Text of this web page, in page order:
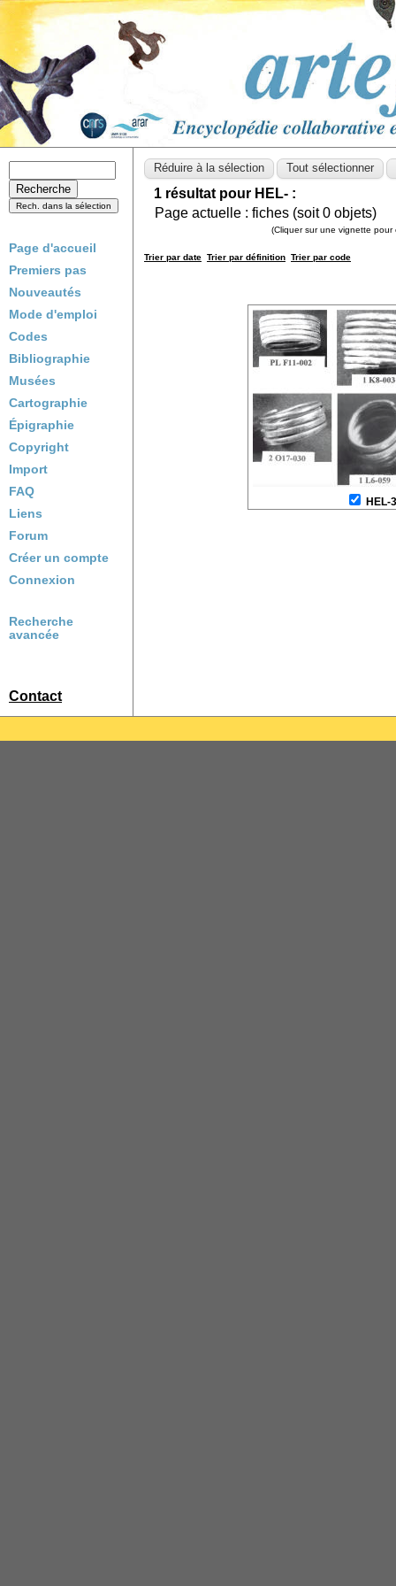
Page d'accueil
Premiers pas
Nouveautés
Mode d'emploi
Codes
Bibliographie
Musées
Cartographie
Épigraphie
Copyright
Import
FAQ
Liens
Forum
Créer un compte
Connexion
Recherche
avancée
Contact
1 résultat pour HEL- :
Page actuelle : fiches (soit0 objets)
(Cliquer sur une vignette
Trier par date Trier par définition Trier par code
HEL-